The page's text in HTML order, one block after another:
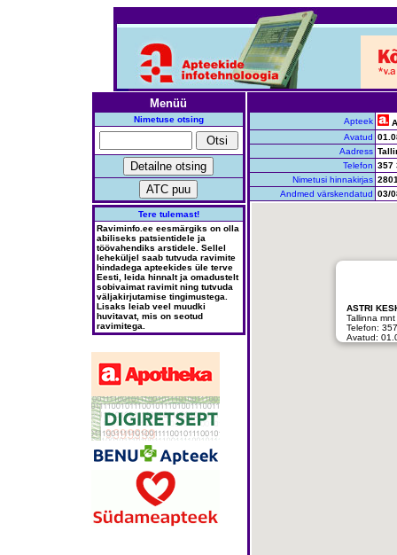
Menüü
Nimetuse otsing
Tere tulemast!
Raviminfo.ee eesmärgiks on olla
abiliseks patsientidele ja
töövahendiks arstidele. Sellel
leheküljel saab tutvuda ravimite
hindadega apteekides üle terve
Eesti, leida hinnalt ja omadustelt
sobivaimat ravimit ning tutvuda
väljakirjutamise tingimustega.
Lisaks leiab veel muudki
huvitavat, mis on seotud
ravimitega.
Apteek
Avatud
Aadress
Telefon 357
Nimetusi hinnakirjas
Andmed värskendatud 03/
ASTRI
Tallinna
Telefon:
Avatud: